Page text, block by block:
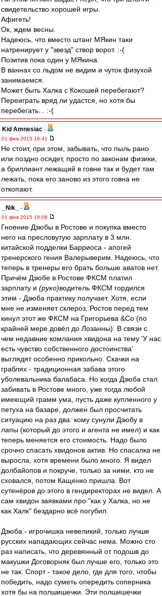
свидетельство хорошей игры.
Афигеть!
Ок, ждем весны.
Надеюсь, что вместо штанг МЯкин таки
натренирует у "звезд" створ ворот. :-(
Позитив пока один у МЯкина.
В ваннах со льдом не видим и чуток физухой
занимаемся.
Может быть Халка с Кокошей перебегают?
Переиграть вряд ли удастся, но хотя бы
перебегать... :-(
Kid Amnesiac -
01 фев 2015 18:41
Не стоит, при этом, забывать, что пыль рано
или поздно осядет, просто по законам физики,
а бриллиант лежащий в говне так и будет там
лежать, пока его заново из этого говна не
откопают.
_Nik_
-
01 фев 2015 18:08
Гноение Дзюбы в Ростове и покупка вместо
него на пресловутую зарплату в 3 млн.
китайской подделки Барриоса - апогей
тренерского гения Валерыверим. Надеюсь, что
теперь в тренеры его брать больше аватов нет.
Причём Дзюбе в Ростове ФКСМ платил
зарплату и (руко)водитель ФКСМ гордился
этим - Дзюба практику получает. Хотя, если
мне не изменяет склероз, Ростов перед тем
кинул этот же ФКСМ на Григорьева &Co (по
крайней мере довёл до Лозанны). В связи с
чем недавние комлания хвидона на тему 'У нас
есть чувство собственного достоинства'
выглядят особенно прикольно. Скачки на
граблях - традиционная забава этого
уболевальника балабаса. Но когда Дзюба стал
забивать в Ростове много, уже тогда любой
имеющий грамм ума, пусть даже купленного у
петуха на базаре, должен был просчитать
ситуацию на раз два: кому сунули Дзюбу в
лапы (который до этого и агента не имел) и как
теперь меняется его стоимость. Надо было
срочно спасать хвидонов актив. Но спасалка не
выросла, хотя времени было много. Я видел
долбайопов и покруче, только за ними, кто не
сховался, потом Кащенко пришла. Вот
сутенёров до этого в гендиректорах не видел. А
сам хвидон заявками про "как у Халка, но не
как Халк" бездарно всё погубил.
Дзюба - игрочишка невеликий, только лучше
русских нападающих сейчас нема. Можно сто
раз написать, что деревянный от подошв до
макушки Договорняк был лучше его, только это
не так. Спорт - такое дело, где для того, чтобы
победить, надо суметь опередить соперника
хотя бы на полшишечки. Эти полшишечки